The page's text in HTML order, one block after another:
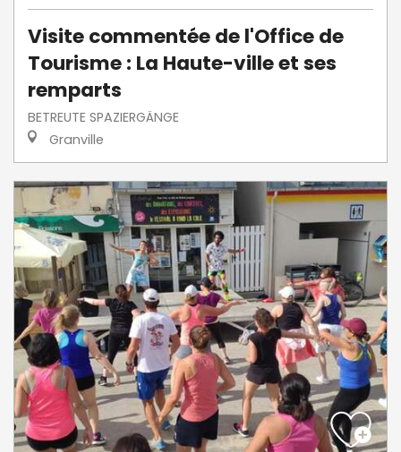
Visite commentée de l'Office de
Tourisme : La Haute-ville et ses
remparts
BETREUTE SPAZIERGÄNGE
Granville